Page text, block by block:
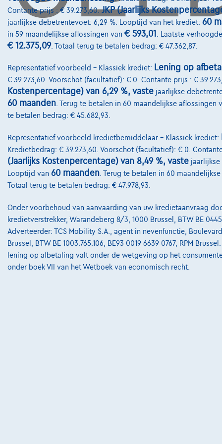
Contante prijs : € 39.273,60.JKP (Jaarlijks
jaarlijkse debetrentevoet: 6,29 %. Looptijd van het krediet: 60
in 59 maandelijkse aflossingen van € 593,01 . Laatste
€ 12.375,09. Totaal terug te betalen bedrag: € 47.362,87.
Representatief voorbeeld – Klassiek krediet: Lening op
€ 39.273,60. Voorschot (facultatief): € 0. Contante prijs : €
Kostenpercentage) van 6,29 %, vaste jaarlijkse
60 maanden. Terug te betalen in 60 maandelijkse aflossingen
te betalen bedrag: € 45.682,93.
Representatief voorbeeld kredietbemiddelaar – Klassiek krediet:
Kredietbedrag: € 39.273,60. Voorschot (facultatief): € 0.
(Jaarlijks Kostenpercentage) van 8,49 %, vaste jaarlijkse
Looptijd van 60 maanden . Terug te betalen in 60
Totaal terug te betalen bedrag: € 47.978,93.
Onder voorbehoud van aanvaarding van uw kredietaanvraag
kredietverstrekker, Warandeberg 8/3, 1000 Brussel, BTW BE
Adverteerder: TCS Mobility S.A., agent in nevenfunctie,
Brussel, BTW BE 1003.765.106, BE93 0019 6639 0767, RPM
lening op afbetaling valt onder de wetgeving op het
onder boek VII van het Wetboek van economisch recht.